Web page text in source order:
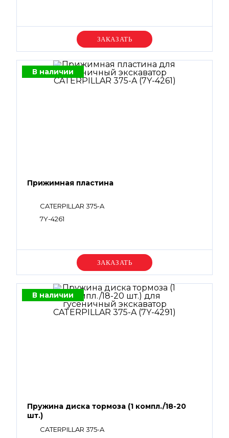
Уточняйте цену
В наличии
Прижимная пластина
CATERPILLAR 375-A
7Y-4261
Уточняйте цену
В наличии
Пружина диска тормоза (1 компл./18-20
шт.)
CATERPILLAR 375-A